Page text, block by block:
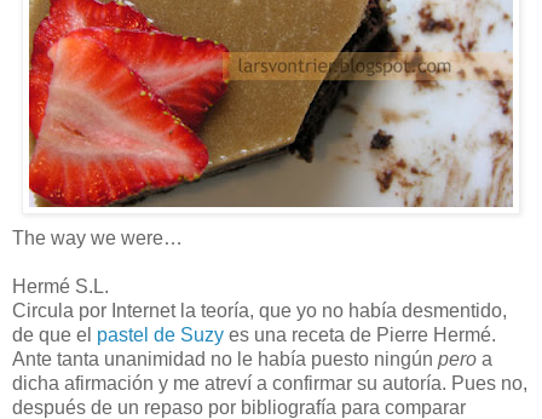
The way we were…
Hermé S.L.
Circula por Internet la teoría, que yo no había desmentido,
de que el pastel de Suzy es una receta de Pierre Hermé.
Ante tanta unanimidad no le había puesto ningún pero a
dicha afirmación y me atreví a confirmar su autoría. Pues no,
después de un repaso por bibliografía para comparar